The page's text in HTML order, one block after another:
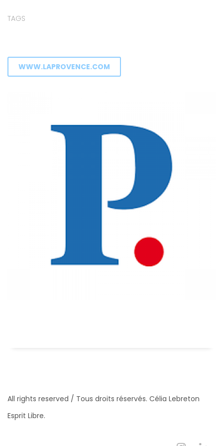
TAGS
WWW.LAPROVENCE.COM
All rights reserved / Tous droits réservés. Célia Lebreton
Esprit Libre.